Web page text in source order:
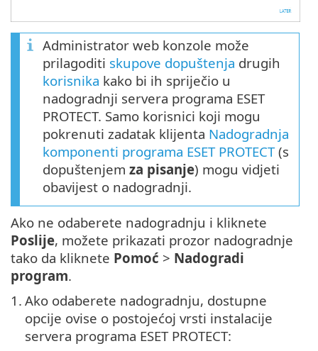
Administrator web konzole može
prilagoditi skupove dopuštenja drugih
korisnika kako bi ih spriječio u
nadogradnji servera programa ESET
PROTECT. Samo korisnici koji mogu
pokrenuti zadatak klijenta Nadogradnja
komponenti programa ESET PROTECT(s
dopuštenjem za pisanje) mogu vidjeti
obavijest o nadogradnji.
Ako ne odaberete nadogradnju i kliknete
Poslije, možete prikazati prozor nadogradnje
tako da kliknete Pomoć > Nadogradi
program.
1. Ako odaberete nadogradnju, dostupne
opcije ovise o postojećoj vrsti instalacije
servera programa ESET PROTECT: